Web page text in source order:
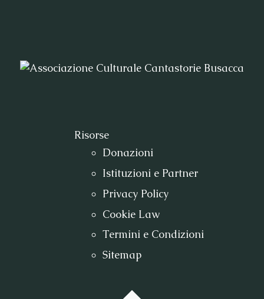
Risorse
Donazioni
Istituzioni e Partner
Privacy Policy
Cookie Law
Termini e Condizioni
Sitemap